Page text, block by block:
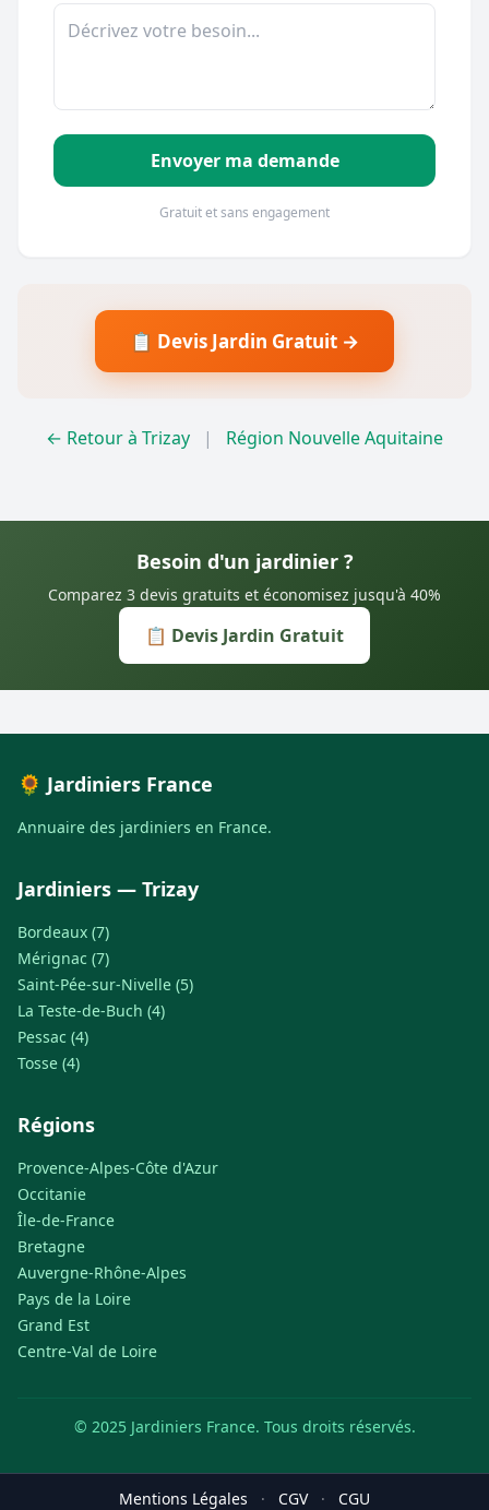
Envoyer ma demande
Gratuit et sans engagement
📋 Devis Jardin Gratuit →
← Retour à Trizay | Région Nouvelle Aquitaine
Besoin d'un jardinier ?
Comparez 3 devis gratuits et économisez jusqu'à 40%
📋 Devis Jardin Gratuit
🌻 Jardiniers France
Annuaire des jardiniers en France.
Jardiniers — Trizay
Bordeaux (7)
Mérignac (7)
Saint-Pée-sur-Nivelle (5)
La Teste-de-Buch (4)
Pessac (4)
Tosse (4)
Régions
Provence-Alpes-Côte d'Azur
Occitanie
Île-de-France
Bretagne
Auvergne-Rhône-Alpes
Pays de la Loire
Grand Est
Centre-Val de Loire
© 2025 Jardiniers France. Tous droits réservés.
Mentions Légales · CGV · CGU